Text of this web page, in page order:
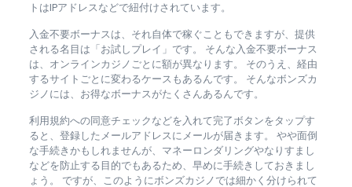
トはIPアドレスなどで紐付けされています。
入金不要ボーナスは、それ自体で稼ぐこともできますが、提供
される名目は「お試しプレイ」です。 そんな入金不要ボーナス
は、オンラインカジノごとに額が異なります。 そのうえ、経由
するサイトごとに変わるケースもあるんです。 そんなボンズカ
ジノには、お得なボーナスがたくさんあるんです。
利用規約への同意チェックなどを入れて完了ボタンをタップす
ると、登録したメールアドレスにメールが届きます。 やや面倒
な手続きかもしれませんが、マネーロンダリングやなりすまし
などを防止する目的でもあるため、早めに手続きしておきまし
ょう。 ですが、このようにボンズカジノでは細かく分けられて